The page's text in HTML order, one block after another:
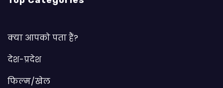
क्या आपको पता हैं?
देश-प्रदेश
फिल्म/खेल